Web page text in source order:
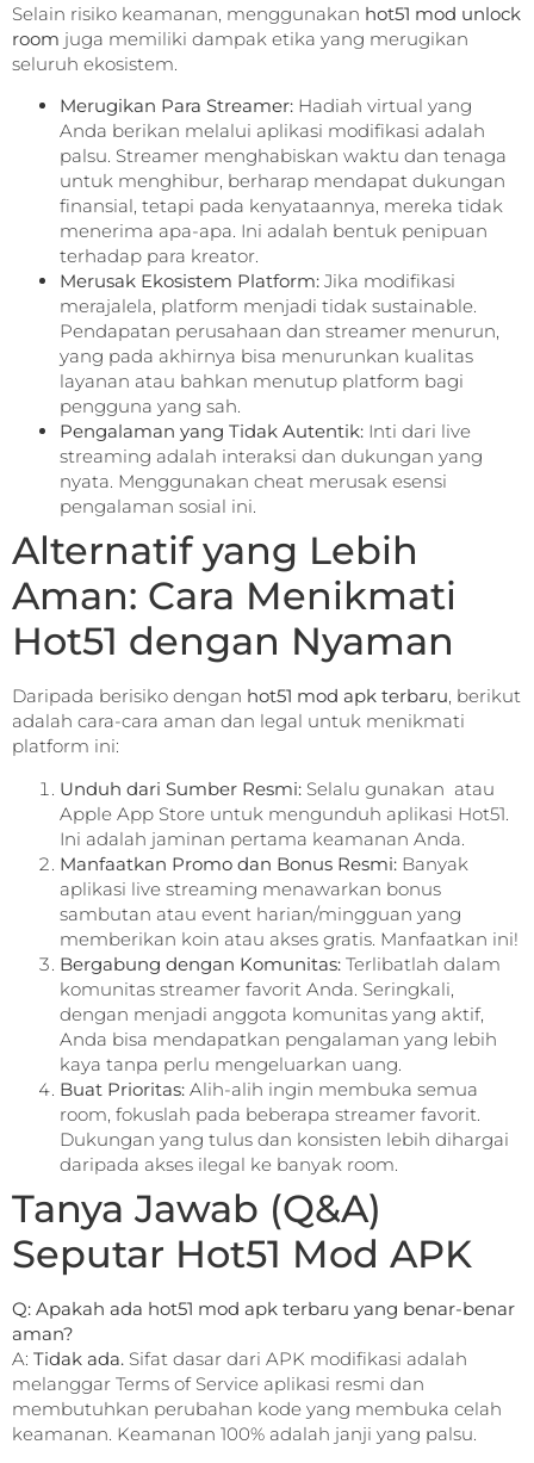
Selain risiko keamanan, menggunakan hot51 mod unlock
room juga memiliki dampak etika yang merugikan
seluruh ekosistem.
Merugikan Para Streamer: Hadiah virtual yang
Anda berikan melalui aplikasi modifikasi adalah
palsu. Streamer menghabiskan waktu dan tenaga
untuk menghibur, berharap mendapat dukungan
finansial, tetapi pada kenyataannya, mereka tidak
menerima apa-apa. Ini adalah bentuk penipuan
terhadap para kreator.
Merusak Ekosistem Platform: Jika modifikasi
merajalela, platform menjadi tidak sustainable.
Pendapatan perusahaan dan streamer menurun,
yang pada akhirnya bisa menurunkan kualitas
layanan atau bahkan menutup platform bagi
pengguna yang sah.
Pengalaman yang Tidak Autentik: Inti dari live
streaming adalah interaksi dan dukungan yang
nyata. Menggunakan cheat merusak esensi
pengalaman sosial ini.
Alternatif yang Lebih
Aman: Cara Menikmati
Hot51 dengan Nyaman
Daripada berisiko dengan hot51 mod apk terbaru, berikut
adalah cara-cara aman dan legal untuk menikmati
platform ini:
Unduh dari Sumber Resmi: Selalu gunakan atau
Apple App Store untuk mengunduh aplikasi Hot51.
Ini adalah jaminan pertama keamanan Anda.
Manfaatkan Promo dan Bonus Resmi: Banyak
aplikasi live streaming menawarkan bonus
sambutan atau event harian/mingguan yang
memberikan koin atau akses gratis. Manfaatkan ini!
Bergabung dengan Komunitas: Terlibatlah dalam
komunitas streamer favorit Anda. Seringkali,
dengan menjadi anggota komunitas yang aktif,
Anda bisa mendapatkan pengalaman yang lebih
kaya tanpa perlu mengeluarkan uang.
Buat Prioritas: Alih-alih ingin membuka semua
room, fokuslah pada beberapa streamer favorit.
Dukungan yang tulus dan konsisten lebih dihargai
daripada akses ilegal ke banyak room.
Tanya Jawab (Q&A)
Seputar Hot51 Mod APK
Q: Apakah ada hot51 mod apk terbaru yang benar-benar
aman?
A: Tidak ada. Sifat dasar dari APK modifikasi adalah
melanggar Terms of Service aplikasi resmi dan
membutuhkan perubahan kode yang membuka celah
keamanan. Keamanan 100% adalah janji yang palsu.